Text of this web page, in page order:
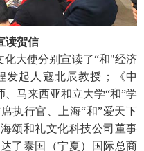
读贺信
大使分别宣读了“和"经济
起人寇北辰教授；《中
马来西亚和立大学“和”学
执行官、上海“和”爱天下
颂和礼文化科技公司董事
了泰国（宁夏）国际总商